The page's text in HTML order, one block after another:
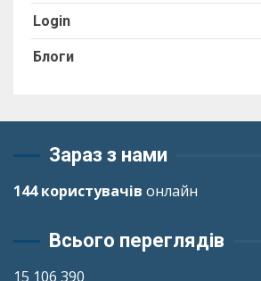
Login
Блоги
Зараз з нами
144 користувачів онлайн
Всього переглядів
15 106 390